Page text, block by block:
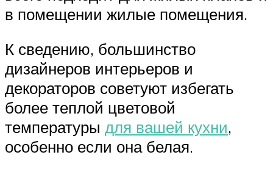
в помещении жилые помещения.
К сведению, большинство
дизайнеров интерьеров и
декораторов советуют избегать
более теплой цветовой
температуры для вашей кухни,
особенно если она белая.